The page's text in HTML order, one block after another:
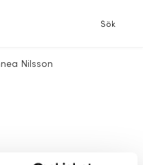
Sök
Nilsson